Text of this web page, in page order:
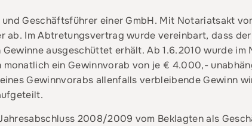
Geschäftsführer einer GmbH. Mit Notariatsakt
ab. Im Abtretungsvertrag wurde vereinbart, dass
ausgeschüttet erhält. Ab 1.6.2010 wurde im
ein Gewinnvorab von je € 4.000,-
Gewinnvorabs allenfalls verbleibende Gewinn
2008/2009 vom Beklagten als